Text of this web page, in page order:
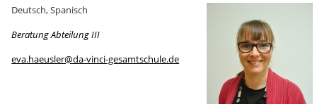
Deutsch, Spanisch
Beratung Abteilung III
eva.haeusler@da-vinci-gesamtschule.de